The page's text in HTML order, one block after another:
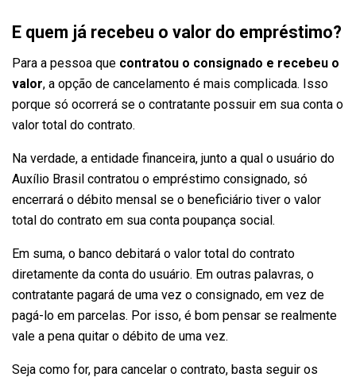
E quem já recebeu o valor do empréstimo?
Para a pessoa que contratou o consignado e recebeu o
valor, a opção de cancelamento é mais complicada. Isso
porque só ocorrerá se o contratante possuir em sua conta o
valor total do contrato.
Na verdade, a entidade financeira, junto a qual o usuário do
Auxílio Brasil contratou o empréstimo consignado, só
encerrará o débito mensal se o beneficiário tiver o valor
total do contrato em sua conta poupança social.
Em suma, o banco debitará o valor total do contrato
diretamente da conta do usuário. Em outras palavras, o
contratante pagará de uma vez o consignado, em vez de
pagá-lo em parcelas. Por isso, é bom pensar se realmente
vale a pena quitar o débito de uma vez.
Seja como for, para cancelar o contrato, basta seguir os